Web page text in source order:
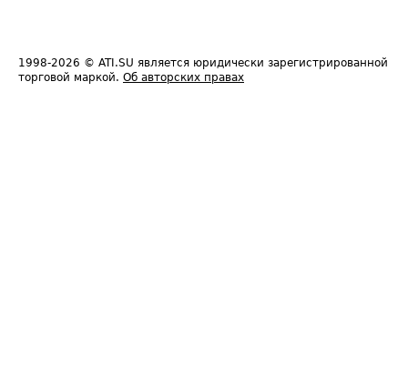
1998-2026 © ATI.SU является юридически зарегистрированной
торговой маркой. Об авторских правах